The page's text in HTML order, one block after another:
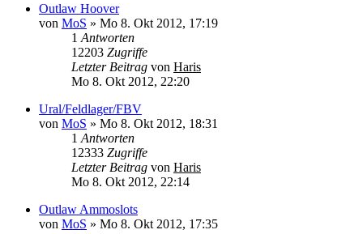
Outlaw Hoover
von MoS » Mo 8. Okt 2012, 17:19
1 Antworten
12203 Zugriffe
Letzter Beitrag von Haris
Mo 8. Okt 2012, 22:20
Ural/Feldlager/FBV
von MoS » Mo 8. Okt 2012, 18:31
1 Antworten
12333 Zugriffe
Letzter Beitrag von Haris
Mo 8. Okt 2012, 22:14
Outlaw Ammoslots
von MoS » Mo 8. Okt 2012, 17:35